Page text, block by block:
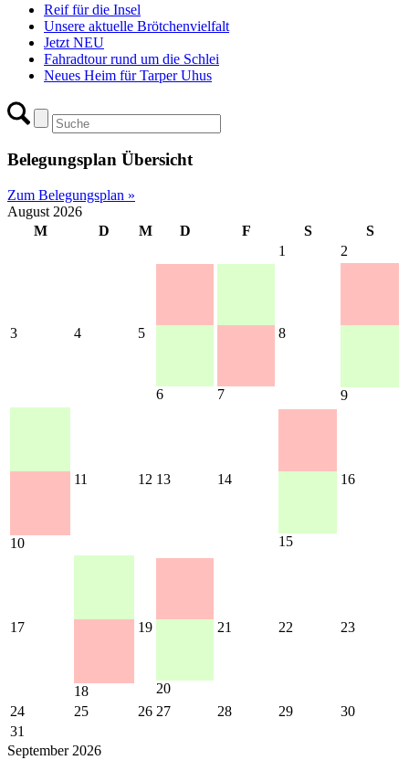
Reif für die Insel
Unsere aktuelle Brötchenvielfalt
Jetzt NEU
Fahradtour rund um die Schlei
Neues Heim für Tarper Uhus
Belegungsplan Übersicht
Zum Belegungsplan »
August 2026
M
D M D F S
S
1
2
3 4 5
6 7
8
9
10
11 12 13 14
15
16
17
18
19
20
21 22 23
24 25 26 27 28 29
30
31
September 2026